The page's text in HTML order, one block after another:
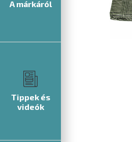
A márkáról
Tippek és
videók